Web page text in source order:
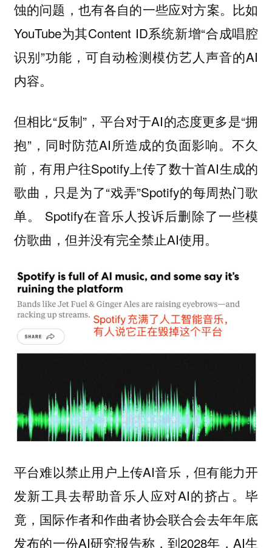
蚀的问题，也有各自的一些应对方案。比如
YouTube为其Content ID系统新增“合成唱腔
识别”功能，可自动检测模仿艺人声音的AI
内容。
但相比“反制”，平台对于AI的态度更多是“拥
抱”，同时防范AI所造成的负面影响。不久
前，有用户往Spotify上传了数十首AI生成的
歌曲，只是为了“戏弄”Spotify的每周热门歌
单。 Spotify在音乐人投诉后删除了一些模
仿歌曲，但并没有完全禁止AI使用。
平台难以禁止用户上传AI音乐，但有能力开
发新工具去帮助音乐人应对AI的挤占。毕
竟，国际作者和作曲者协会联合会去年年底
发布的一份AI研究报告称，到2028年，AI生